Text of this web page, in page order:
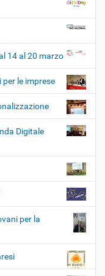
14 al 20 marzo
le imprese
Digitale
per la